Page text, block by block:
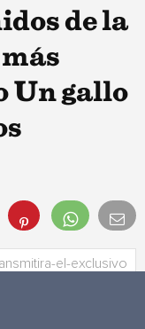
de la
Un gallo